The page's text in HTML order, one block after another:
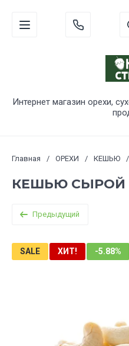
Интернет магазин орехи,
Главная / ОРЕХИ / КЕШЬЮ /
КЕШЬЮ СЫРОЙ
Предыдущий
SALE ХИТ! -5.88%